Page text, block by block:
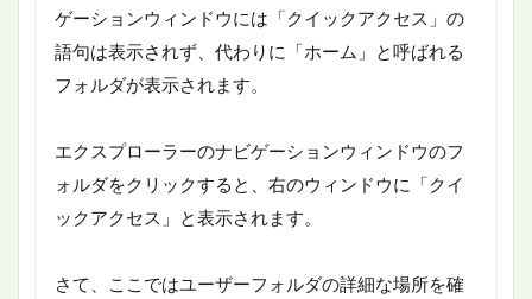
ゲーションウィンドウには「クイックアクセス」の
語句は表示されず、代わりに「ホーム」と呼ばれる
フォルダが表示されます。
エクスプローラーのナビゲーションウィンドウのフ
ォルダをクリックすると、右のウィンドウに「クイ
ックアクセス」と表示されます。
さて、ここではユーザーフォルダの詳細な場所を確